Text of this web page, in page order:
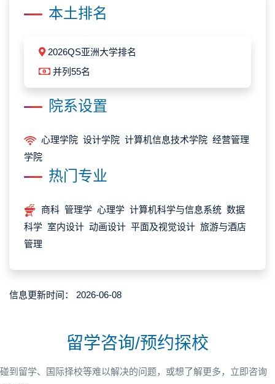
本土排名
2026QS亚洲大学排名
并列55名
院系设置
心理学院 设计学院 计算机信息技术学院 经营管理
学院
热门专业
商科 管理学 心理学 计算机科学与信息系统 数据
科学 室内设计 动画设计 平面及视觉设计 旅游与酒店
管理
信息更新时间： 2026-06-08
留学咨询/预约探校
碰到留学、国际择校等难以解决的问题，或想了解更多，立即咨询